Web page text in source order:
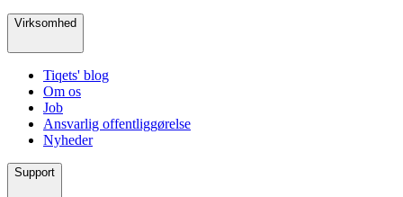
Virksomhed
Tiqets' blog
Om os
Job
Ansvarlig offentliggørelse
Nyheder
Support